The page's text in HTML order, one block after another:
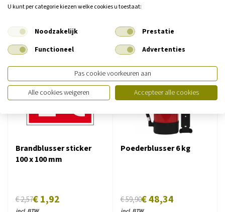
Gerelateerde producten
Aanbieding
Brandblusser sticker
100 x 100 mm
€ 2,57€ 1,92
Aanbieding
Poederblusser 6 kg
€ 59,90€ 48,34
U kunt per categorie kiezen welke cookies u toestaat:
Noodzakelijk
Prestatie
Functioneel
Advertenties
Pas cookie voorkeuren aan
Alle cookies weigeren
Accepteer alle cookies